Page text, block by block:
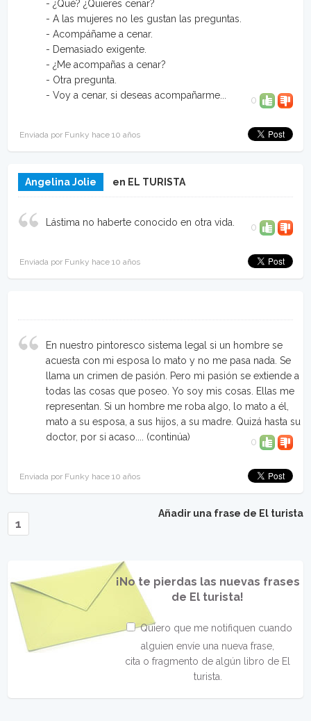
- ¿Qué? ¿Quieres cenar?
- A las mujeres no les gustan las preguntas.
- Acompáñame a cenar.
- Demasiado exigente.
- ¿Me acompañas a cenar?
- Otra pregunta.
- Voy a cenar, si deseas acompañarme...
0
Enviada por Funky hace 10 años
Angelina Jolie en EL TURISTA
Lástima no haberte conocido en otra vida. 0
Enviada por Funky hace 10 años
En nuestro pintoresco sistema legal si un hombre se
acuesta con mi esposa lo mato y no me pasa nada. Se
llama un crimen de pasión. Pero mi pasión se extiende a
todas las cosas que poseo. Yo soy mis cosas. Ellas me
representan. Si un hombre me roba algo, lo mato a él,
mato a su esposa, a sus hijos, a su madre. Quizá hasta su
doctor, por si acaso.... (continúa) 0
Enviada por Funky hace 10 años
Añadir una frase de El turista
1
¡No te pierdas las nuevas frases
de El turista!
Quiero que me notifiquen cuando
alguien envíe una nueva frase,
cita o fragmento de algún libro de El
turista.